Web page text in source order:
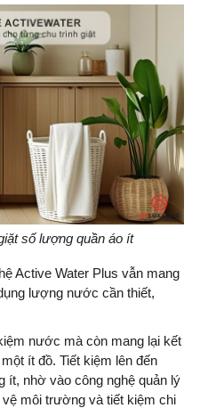
số lượng quần áo ít
Active Water Plus vẫn mang
lượng nước cần thiết,
nước mà còn mang lại kết
ít đồ. Tiết kiệm lên đến
ít, nhờ vào công nghệ quản lý
môi trường và tiết kiệm chi